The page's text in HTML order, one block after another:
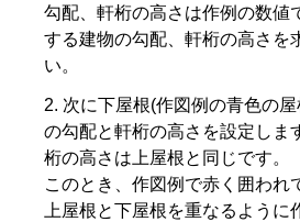
勾配、軒桁の高さは作例の数値
する建物の勾配、軒桁の高さを
い。
次に下屋根(作図例の青色の
の勾配と軒桁の高さを設定しま
桁の高さは上屋根と同じです。
このとき、作図例で赤く囲われ
上屋根と下屋根を重なるよう